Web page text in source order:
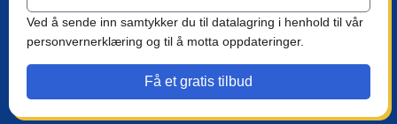
Ved å sende inn samtykker du til datalagring i henhold til vår
personvernerklæring og til å motta oppdateringer.
Få et gratis tilbud